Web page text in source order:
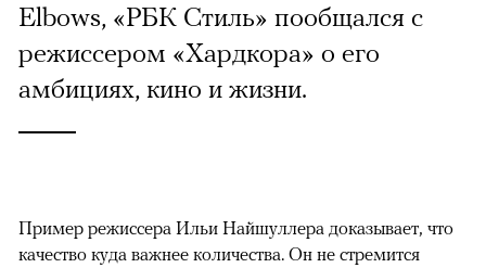
Elbows, «РБК Стиль» пообщался с
режиссером «Хардкора» о его
амбициях, кино и жизни.
Пример режиссера Ильи Найшуллера доказывает, что
качество куда важнее количества. Он не стремится